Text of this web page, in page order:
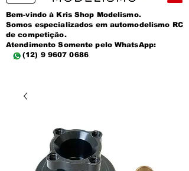
Bem-vindo à Kris Shop Modelismo.
Somos especializados em automodelismo RC
de competição.
Atendimento Somente pelo WhatsApp:
(12) 9 9607 0686